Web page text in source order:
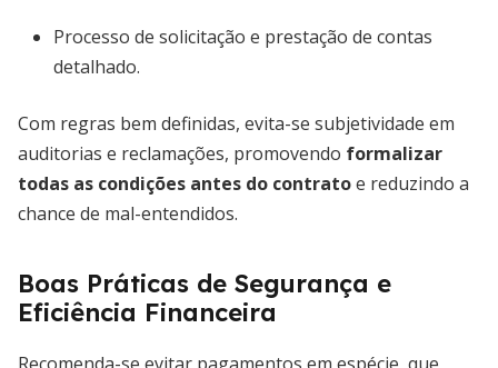
Processo de solicitação e prestação de contas
detalhado.
Com regras bem definidas, evita-se subjetividade em
auditorias e reclamações, promovendo formalizar
todas as condições antes do contratoe reduzindo a
chance de mal-entendidos.
Boas Práticas de Segurança e
Eficiência Financeira